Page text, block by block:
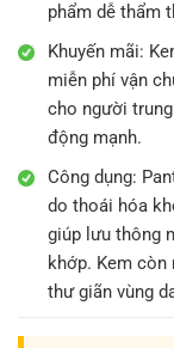
phẩm dễ thẩm
Khuyến mãi:
miễn phí vận
cho người
động mạnh.
Công dụng:
do thoái hóa
giúp lưu thông
khớp. Kem
thư giãn vùng